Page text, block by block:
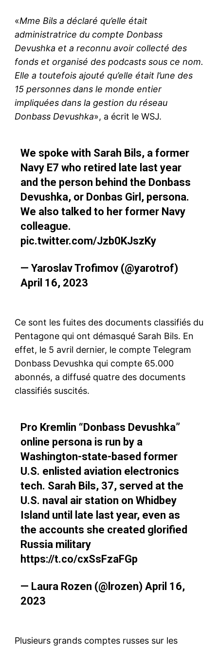
«Mme Bils a déclaré qu’elle était
administratrice du compte Donbass
Devushka et a reconnu avoir collecté des
fonds et organisé des podcasts sous ce nom.
Elle a toutefois ajouté qu’elle était l’une des
15 personnes dans le monde entier
impliquées dans la gestion du réseau
Donbass Devushka», a écrit le WSJ.
We spoke with Sarah Bils, a former
Navy E7 who retired late last year
and the person behind the Donbass
Devushka, or Donbas Girl, persona.
We also talked to her former Navy
colleague.
pic.twitter.com/Jzb0KJszKy
— Yaroslav Trofimov (@yarotrof)
April 16, 2023
Ce sont les fuites des documents classifiés du
Pentagone qui ont démasqué Sarah Bils. En
effet, le 5 avril dernier, le compte Telegram
Donbass Devushka qui compte 65.000
abonnés, a diffusé quatre des documents
classifiés suscités.
Pro Kremlin “Donbass Devushka”
online persona is run by a
Washington-state-based former
U.S. enlisted aviation electronics
tech. Sarah Bils, 37, served at the
U.S. naval air station on Whidbey
Island until late last year, even as
the accounts she created glorified
Russia military
https://t.co/cxSsFzaFGp
— Laura Rozen (@lrozen) April 16,
2023
Plusieurs grands comptes russes sur les